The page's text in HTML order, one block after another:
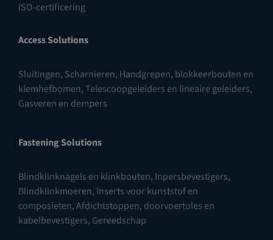
ISO-certificering
Access Solutions
Sluitingen, Scharnieren, Handgrepen, blokkeerbouten en
klemhefbomen,Telescoopgeleiders en lineaire geleiders,
Gasveren en dempers
Fastening Solutions
Blindklinknagels en klinkbouten, Inpersbevestigers,
Blindklinkmoeren, Inserts voor kunststof en
composieten,Afdichtstoppen, doorvoertules en
kabelbevestigers, Gereedschap